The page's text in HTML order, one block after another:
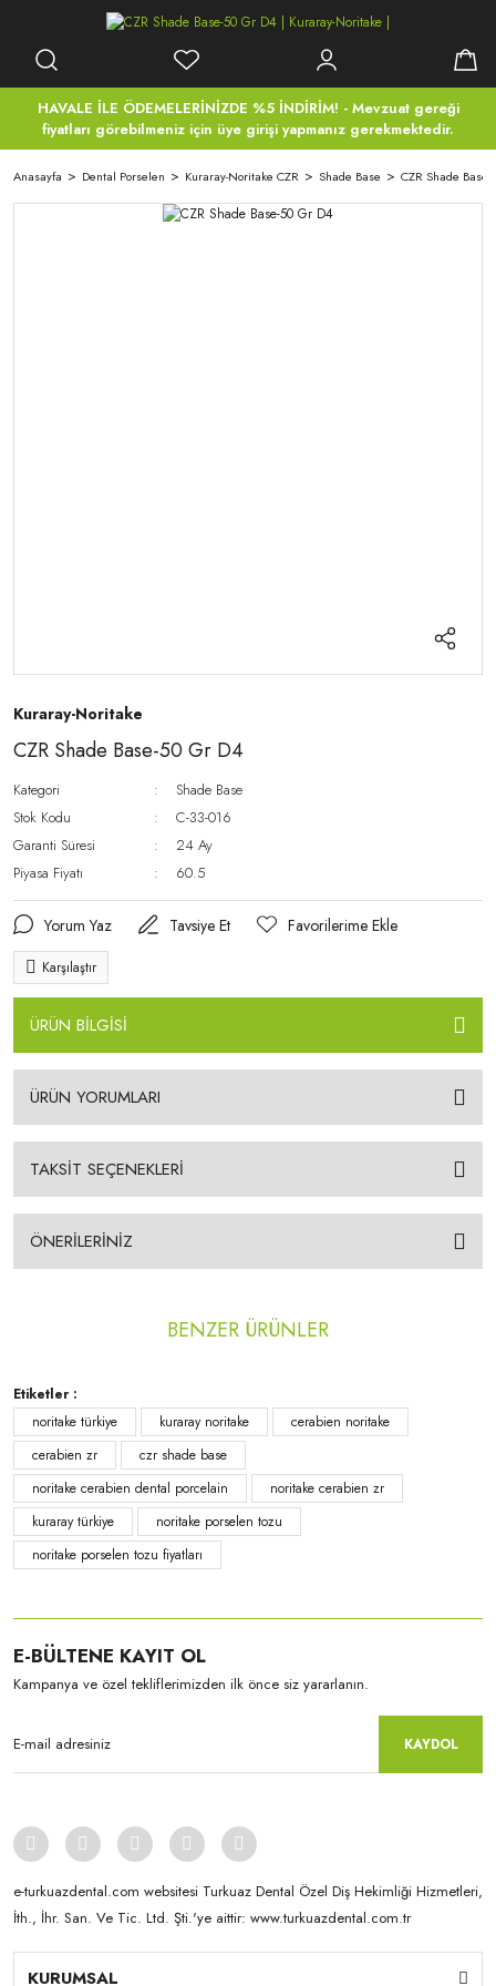
HAVALE İLE ÖDEMELERİNİZDE %5 İNDİRİM! - Mevzuat gereği
fiyatları görebilmeniz için üye girişi yapmanız gerekmektedir.
Anasayfa Dental Porselen Kuraray-Noritake CZR Shade Base CZR Shade Base-
Kuraray-Noritake
CZR Shade Base-50 Gr D4
Kategori
Shade Base
Stok Kodu
C-33-016
Garanti Süresi
24 Ay
Piyasa Fiyatı
60.5
Yorum Yaz Tavsiye Et
Karşılaştır
ÜRÜN BİLGİSİ
ÜRÜN YORUMLARI
TAKSİT SEÇENEKLERİ
ÖNERİLERİNİZ
BENZER ÜRÜNLER
Kuraray-Noritake
Etiketler :
noritake türkiye
kuraray noritake
cerabien noritake
cerabien zr
czr shade base
noritake cerabien dental porcelain
noritake cerabien zr
kuraray türkiye
noritake porselen tozu
noritake porselen tozu fiyatları
E-BÜLTENE KAYIT OL
Kampanya ve özel tekliflerimizden ilk önce siz yararlanın.
KAYDOL
e-turkuazdental.com websitesi Turkuaz Dental Özel Diş Hekimliği Hizmetleri,
İth., İhr. San. Ve Tic. Ltd. Şti.'ye aittir: www.turkuazdental.com.tr
KURUMSAL